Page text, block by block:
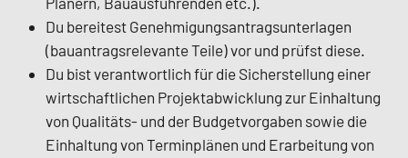
Du bereitest Genehmigungsantragsunterlagen
(bauantragsrelevante Teile) vor und prüfst diese.
Du bist verantwortlich für die Sicherstellung einer
wirtschaftlichen Projektabwicklung zur Einhaltung
von Qualitäts- und der Budgetvorgaben sowie die
Einhaltung von Terminplänen und Erarbeitung von